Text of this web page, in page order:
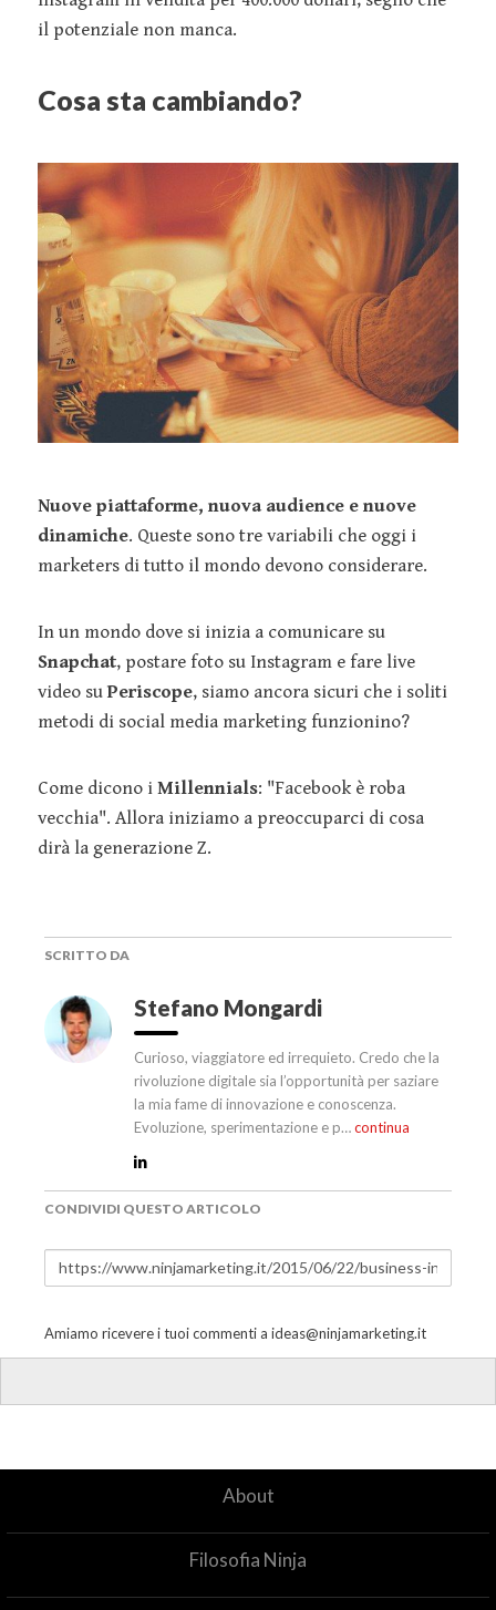
il potenziale non manca.
Cosa sta cambiando?
Nuove piattaforme, nuova audience e nuove
dinamiche. Queste sono tre variabili che oggi i
marketers di tutto il mondo devono considerare.
In un mondo dove si inizia a comunicare su
Snapchat, postare foto su Instagram e fare live
video su Periscope, siamo ancora sicuri che i soliti
metodi di social media marketing funzionino?
Come dicono i Millennials: "Facebook è roba
vecchia". Allora iniziamo a preoccuparci di cosa
dirà la generazione Z.
SCRITTO DA
Stefano Mongardi
Curioso, viaggiatore ed irrequieto. Credo che la
rivoluzione digitale sia l’opportunità per saziare
la mia fame di innovazione e conoscenza.
Evoluzione, sperimentazione e p…continua
CONDIVIDI QUESTO ARTICOLO
Amiamo ricevere i tuoi commenti a ideas@ninjamarketing.it
About
Filosofia Ninja